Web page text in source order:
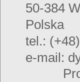
50-384
Polska
tel.:
e-mail: